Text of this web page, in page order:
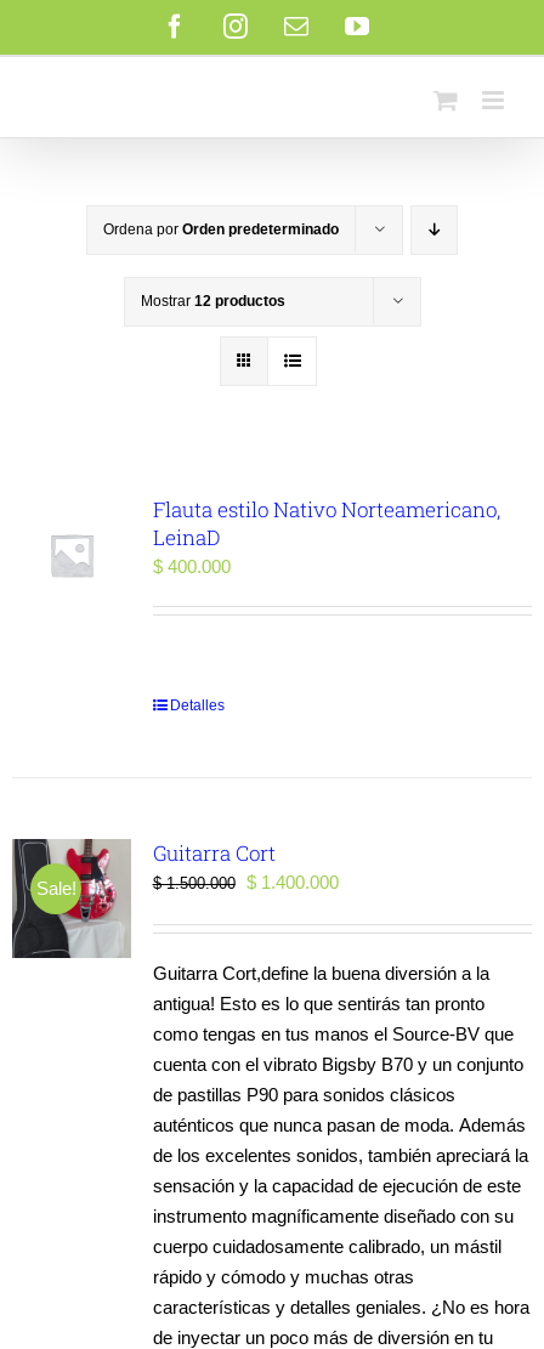
FacebookInstagram
Correo
electrónico
YouTube
Ordena por Orden predeterminado
Mostrar 12 productos
Flauta estilo Nativo Norteamericano,
LeinaD
$400.000
Detalles
Sale!
Guitarra Cort
$1.500.000
El
era:
$ 1.500.000.
$1.400.000El
es:
$ 1.400.000.
Guitarra Cort,define la buena diversión a la
antigua! Esto es lo que sentirás tan pronto
como tengas en tus manos el Source-BV que
cuenta con el vibrato Bigsby B70 y un conjunto
de pastillas P90 para sonidos clásicos
auténticos que nunca pasan de moda. Además
de los excelentes sonidos, también apreciará la
sensación y la capacidad de ejecución de este
instrumento magníficamente diseñado con su
cuerpo cuidadosamente calibrado, un mástil
rápido y cómodo y muchas otras
características y detalles geniales. ¿No es hora
de inyectar un poco más de diversión en tu